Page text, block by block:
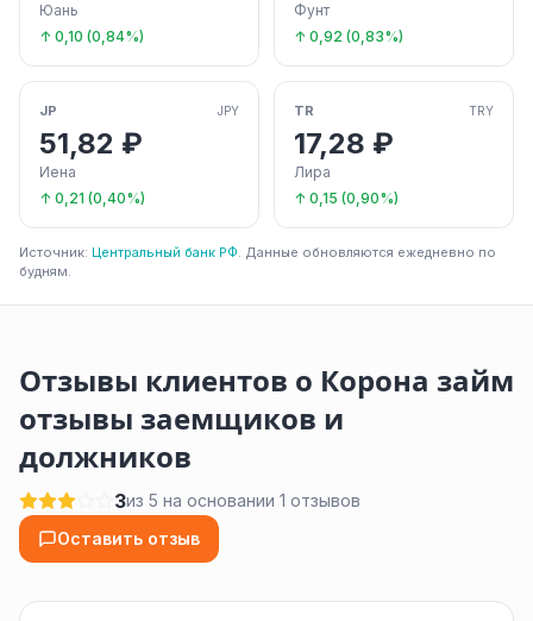
Юань
↑ 0,10 (0,84%)
Фунт
↑ 0,92 (0,83%)
JP JPY
51,82 ₽
Иена
↑ 0,21 (0,40%)
TR TRY
17,28 ₽
Лира
↑ 0,15 (0,90%)
Источник: Центральный банк РФ. Данные обновляются ежедневно по
будням.
Отзывы клиентов о Корона займ
отзывы заемщиков и
должников
3из 5 на основании 1 отзывов
Оставить отзыв